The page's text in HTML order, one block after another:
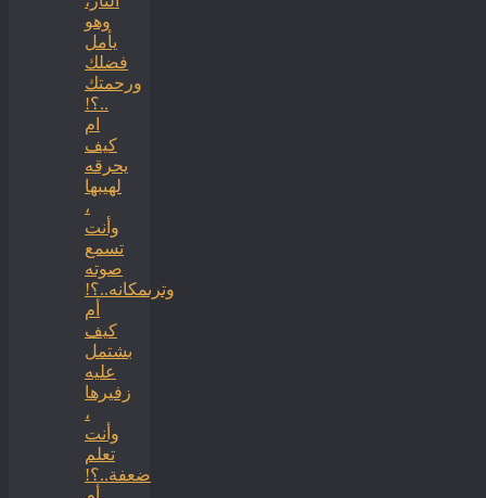
وهو
يأمل
فضلك
ورحمتك
..؟!
ام
كيف
يحرقه
لهيبها
،
وأنت
تسمع
صوته
وترىمكانه..؟!
أم
كيف
بشتمل
عليه
زفيرها
،
وأنت
تعلم
ضعفة..؟!